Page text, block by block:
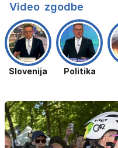
Video zgodbe
Slovenija Politika